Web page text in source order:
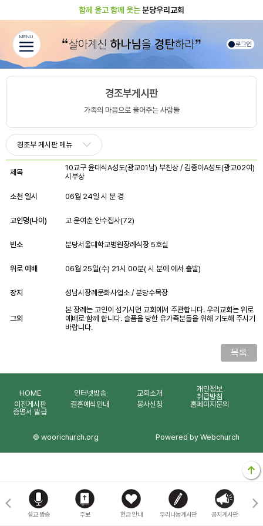
함께 울고 함께 웃는분당우리교회
로그인
MENU
경조부게시판
가족의 마음으로 울어주는 사람들
경조부 게시판 메뉴
제목
10교구 윤대식A성도(광교01남) 부친상 / 김종아A성도(광교02여)
시부상
소천 일시 06월 24일 시 분 경
고인명(나이) 고 윤여춘 안수집사(72)
빈소 분당서울대학교병원장례식장 5호실
위로 예배 06월 25일(수) 21시 00분( 시 분에 에서 출발)
장지 성남시장례문화사업소 / 분당수목장
그외
본 장례는 고인이 섬기시던 교회에서 주관합니다. 우리교회는 위로
예배로 함께 합니다. 슬픔을 당한 유가족분들을 위해 기도해 주시기
바랍니다.
목록
HOME 인터넷방송 교회소개
개인정보
취급방침
이전게시판
결혼예식안내 봉사신청
홈페이지문의
증명서 발급
© woorichurch.org Powered by Webchurch
설교·방송 주보 헌금 안내 우리나눔게시판 공지게시판